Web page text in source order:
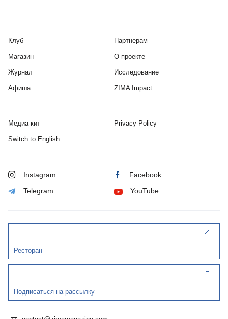
Клуб
Магазин
Журнал
Афиша
Партнерам
О проекте
Исследование
ZIMA Impact
Медиа-кит Privacy Policy
Switch to English
Instagram Facebook
Telegram YouTube
Ресторан
Подписаться на рассылку